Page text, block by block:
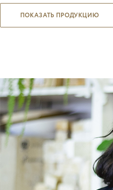
ПОКАЗАТЬ ПРОДУКЦИЮ